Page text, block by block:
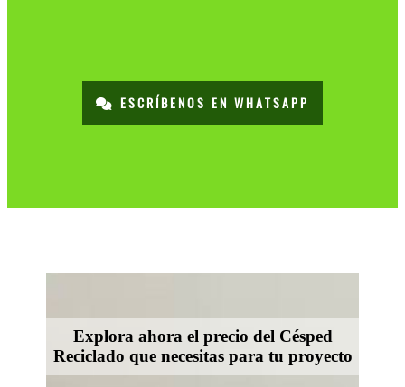
ESCRÍBENOS EN WHATSAPP
Explora ahora el precio del Césped
Reciclado que necesitas para tu proyecto